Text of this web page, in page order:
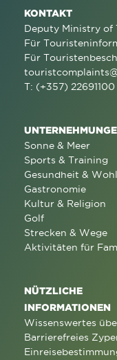
KONTAKT
Deputy Ministry of
Für
Für
T: (+357) 22691100
Sonne & Meer
Sports & Training
Gesundheit &
Gastronomie
Kultur & Religion
Golf
Strecken & Wege
Aktivitäten für
NÜTZLICHE
INFORMATIONEN
Wissenswertes
Barrierefreies